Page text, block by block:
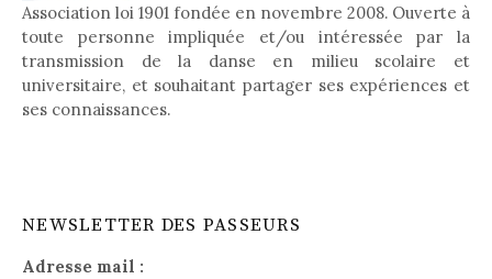
Association loi 1901 fondée en novembre 2008. Ouverte à
toute personne impliquée et/ou intéressée par la
transmission de la danse en milieu scolaire et
universitaire, et souhaitant partager ses expériences et
ses connaissances.
NEWSLETTER DES PASSEURS
Adresse mail :